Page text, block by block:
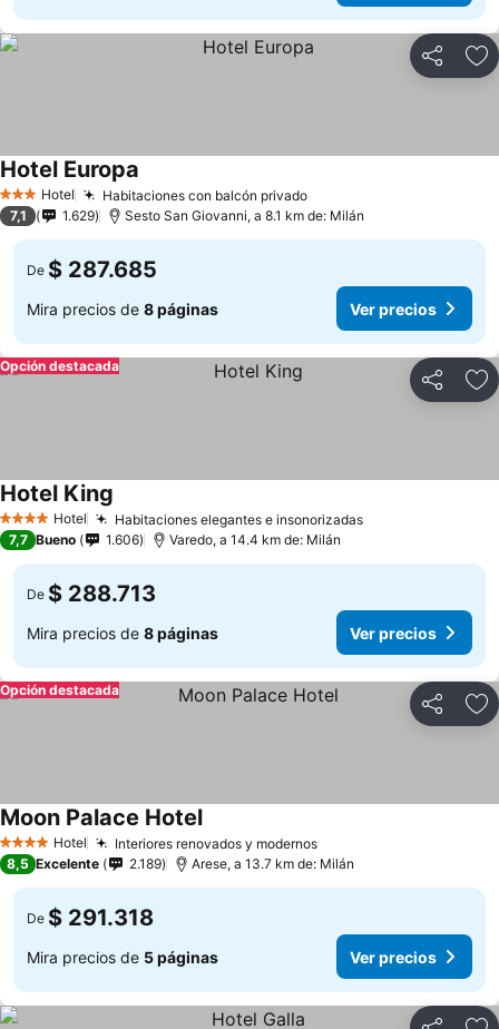
Compartir
3 Estrellas
Hotel Habitaciones con balcón privado
Hotel Europa
7,1 1.629 Sesto San Giovanni, a 8.1 km de: Milán
De $ 287.685
Mira precios de 8 páginas Ver precios
Compartir
Opción destacada
4 EstrellasHotel Habitaciones elegantes e insonorizadas
Hotel King
7,7 Bueno 1.606 Varedo, a 14.4 km de: Milán
De $ 288.713
Mira precios de 8 páginas Ver precios
Compartir
Opción destacada
4 EstrellasHotel Interiores renovados y modernos
Moon Palace Hotel
8,5 Excelente 2.189 Arese, a 13.7 km de: Milán
De $ 291.318
Mira precios de 5 páginas Ver precios